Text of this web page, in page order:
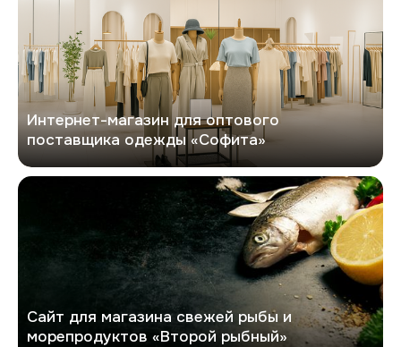
Интернет-магазин для оптового
поставщика одежды «Софита»
Второй рыбный
Сайт для магазина свежей рыбы и
морепродуктов «Второй рыбный»